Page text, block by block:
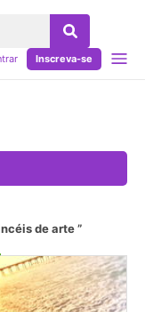
Inscreva-se
de arte